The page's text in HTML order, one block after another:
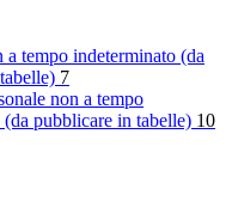
a tempo indeterminato (da
7
non a tempo
pubblicare in tabelle) 10